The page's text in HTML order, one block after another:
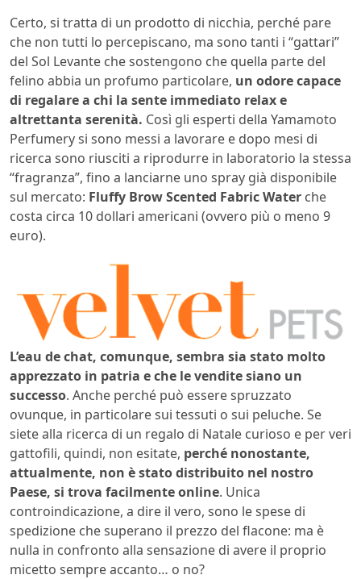
Certo, si tratta di un prodotto di nicchia, perché pare
che non tutti lo percepiscano, ma sono tanti i “gattari”
del Sol Levante che sostengono che quella parte del
felino abbia un profumo particolare, un odore capace
di regalare a chi la sente immediato relax e
altrettanta serenità. Così gli esperti della Yamamoto
Perfumery si sono messi a lavorare e dopo mesi di
ricerca sono riusciti a riprodurre in laboratorio la stessa
“fragranza”, fino a lanciarne uno spray già disponibile
sul mercato: Fluffy Brow Scented Fabric Water che
costa circa 10 dollari americani (ovvero più o meno 9
euro).
L’eau de chat, comunque, sembra sia stato molto
apprezzato in patria e che le vendite siano un
successo. Anche perché può essere spruzzato
ovunque, in particolare sui tessuti o sui peluche. Se
siete alla ricerca di un regalo di Natale curioso e per veri
gattofili, quindi, non esitate, perché nonostante,
attualmente, non è stato distribuito nel nostro
Paese, si trova facilmente online. Unica
controindicazione, a dire il vero, sono le spese di
spedizione che superano il prezzo del flacone: ma è
nulla in confronto alla sensazione di avere il proprio
micetto sempre accanto… o no?